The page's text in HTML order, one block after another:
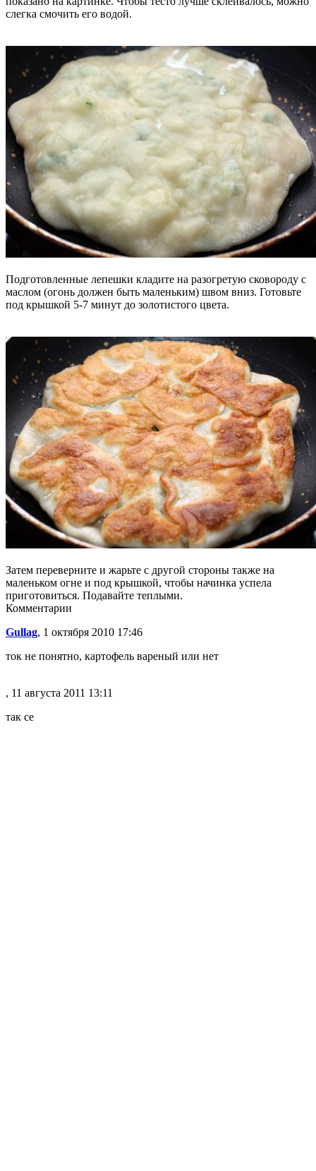
слегка смочить его водой.
Подготовленные лепешки кладите на разогретую сковороду с
маслом (огонь должен быть маленьким) швом вниз. Готовьте
под крышкой 5-7 минут до золотистого цвета.
Затем переверните и жарьте с другой стороны также на
маленьком огне и под крышкой, чтобы начинка успела
приготовиться. Подавайте теплыми.
Комментарии
Gullag, 1 октября 2010 17:46
ток не понятно, картофель вареный или нет
, 11 августа 2011 13:11
так се